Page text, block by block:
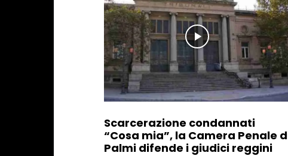
Scarcerazione condannati
“Cosa mia”, la Camera Penale
Palmi difende i giudici reggini